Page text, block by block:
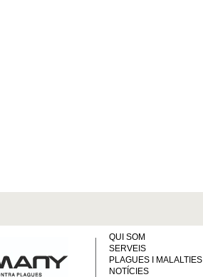
QUI SOM
SERVEIS
PLAGUES I MALALTIES
NOTÍCIES